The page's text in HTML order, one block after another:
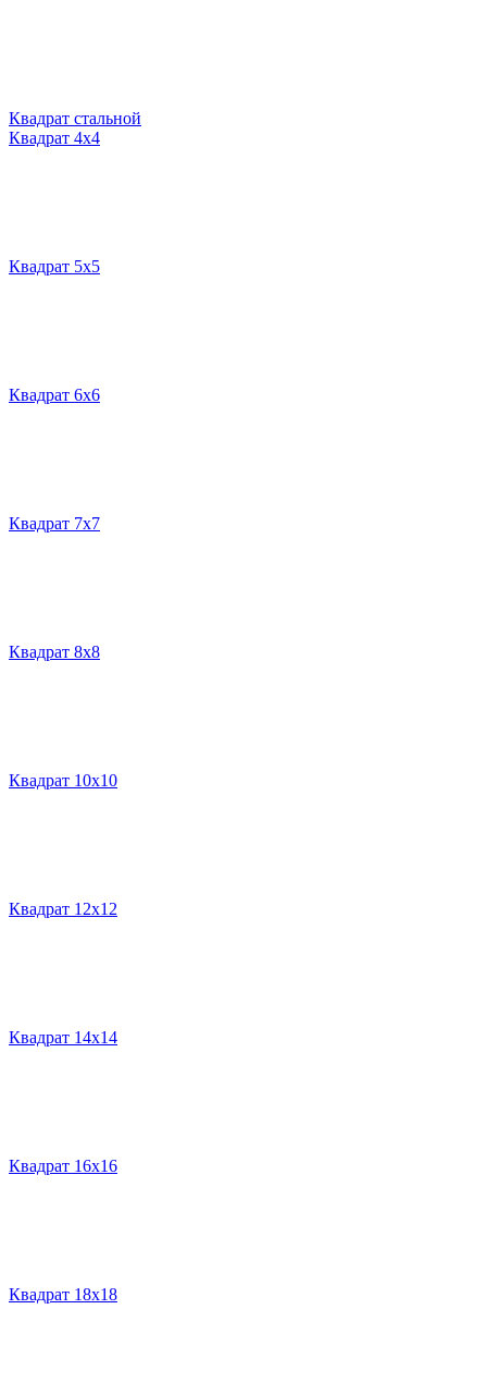
Квадрат стальной
Квадрат 4х4
Квадрат 5х5
Квадрат 6х6
Квадрат 7х7
Квадрат 8х8
Квадрат 10х10
Квадрат 12х12
Квадрат 14х14
Квадрат 16х16
Квадрат 18х18